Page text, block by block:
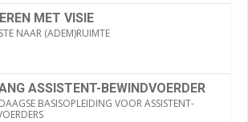
MET VISIE
NAAR (ADEM)RUIMTE
ASSISTENT-BEWINDVOERDER
BASISOPLEIDING VOOR ASSISTENT-